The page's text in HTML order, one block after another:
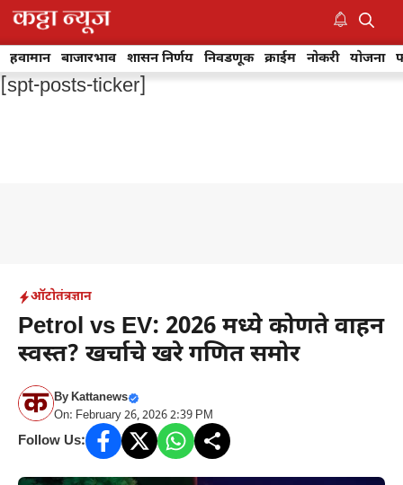
Skip
content
हवामान बाजारभाव शासन निर्णय निवडणूक क्राईम नोकरी योजना
[spt-posts-ticker]
ऑटोतंत्रज्ञान
Petrol vs EV: 2026 मध्ये कोणते वाहन
स्वस्त? खर्चाचे खरे गणित समोर
ByKattanews
On: February 26, 2026 2:39 PM
Follow Us: